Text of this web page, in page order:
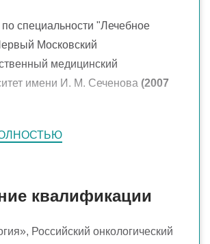
лакстостаза;
лечением, в том числе
методом всех
образований и
специальности "Лечебное
Московский
медицинский
имени И. М. Сеченова (2007
по специальности
университет имени И. М.
квалификации
Российский онкологический